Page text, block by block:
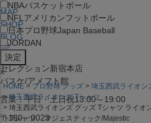
MAP
SHOP
BLOG
セレクション新宿本店
バスケ/アメフト館
営業：平日・土日祝13:00～19:00
〒160－0023
NBAバスケットボール
NFL アメリカンフットボール
日本プロ野球Japan Baseball
JORDAN
x
HOME プロ野球 グッズ
埼玉西武ライオン
埼玉西武ライオンズ Tシャツ
埼玉西武ライオンズ グッズ Tシャツ ライオ
トTシャツ マジェスティック/Majestic